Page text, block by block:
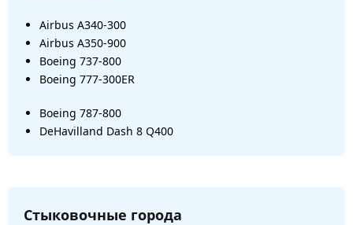
Airbus A340-300
Airbus A350-900
Boeing 737-800
Boeing 777-300ER
Boeing 787-800
DeHavilland Dash 8 Q400
Стыковочные города